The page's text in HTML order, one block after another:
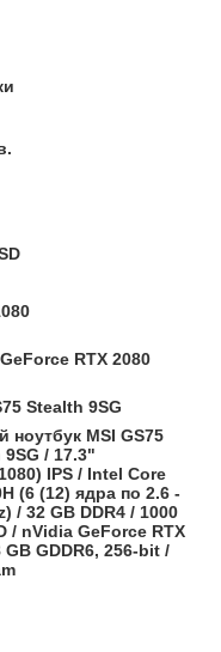
RTX 2080
Stealth 9SG
ноутбук MSI GS75
/ 17.3"
IPS / Intel Core
(6 (12) ядра по 2.6 -
/ 32 GB DDR4 / 1000
/ nVidia GeForce RTX
GB GDDR6, 256-bit /